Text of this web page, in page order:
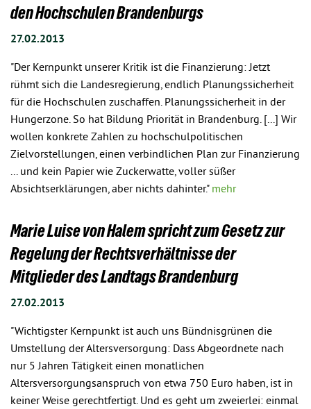
den Hochschulen Brandenburgs
27.02.2013
"Der Kernpunkt unserer Kritik ist die Finanzierung: Jetzt
rühmt sich die Landesregierung, endlich Planungssicherheit
für die Hochschulen zuschaffen. Planungssicherheit in der
Hungerzone. So hat Bildung Priorität in Brandenburg. [...] Wir
wollen konkrete Zahlen zu hochschulpolitischen
Zielvorstellungen, einen verbindlichen Plan zur Finanzierung
... und kein Papier wie Zuckerwatte, voller süßer
Absichtserklärungen, aber nichts dahinter."mehr
Marie Luise von Halem spricht zum Gesetz zur
Regelung der Rechtsverhältnisse der
Mitglieder des Landtags Brandenburg
27.02.2013
"Wichtigster Kernpunkt ist auch uns Bündnisgrünen die
Umstellung der Altersversorgung: Dass Abgeordnete nach
nur 5 Jahren Tätigkeit einen monatlichen
Altersversorgungsanspruch von etwa 750 Euro haben, ist in
keiner Weise gerechtfertigt. Und es geht um zweierlei: einmal